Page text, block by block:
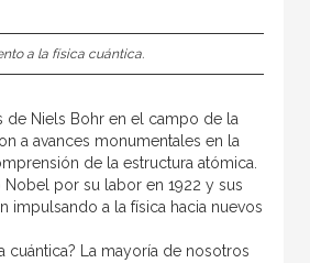
a la física cuántica.
de Niels Bohr en el campo de la
a avances monumentales en la
de la estructura atómica.
por su labor en 1922 y sus
impulsando a la física hacia nuevos
cuántica? La mayoría de nosotros